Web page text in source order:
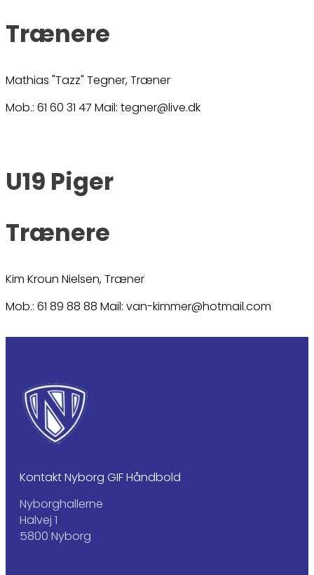
Trænere
Mathias "Tazz" Tegner, Træner
Mob.: 61 60 31 47 Mail: tegner@live.dk
U19 Piger
Trænere
Kim Kroun Nielsen, Træner
Mob.: 61 89 88 88 Mail: van-kimmer@hotmail.com
Kontakt Nyborg GIF Håndbold
Nyborghallerne
Halvej 1
5800 Nyborg